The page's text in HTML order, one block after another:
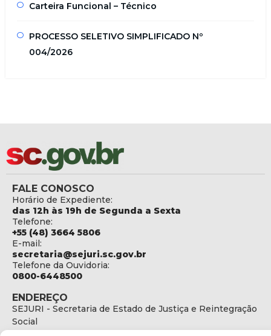
Carteira Funcional – Técnico
PROCESSO SELETIVO SIMPLIFICADO Nº
004/2026
FALE CONOSCO
Horário de Expediente:
das 12h às 19h de Segunda a Sexta
Telefone:
+55 (48) 3664 5806
E-mail:
secretaria@sejuri.sc.gov.br
Telefone da Ouvidoria:
0800-6448500
ENDEREÇO
SEJURI - Secretaria de Estado de Justiça e Reintegração
Social